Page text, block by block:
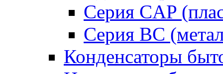
Серия CAP
Серия BC
Конденсаторы